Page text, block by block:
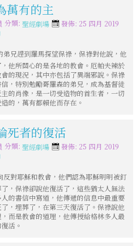
萬有的主
分類: 聖經劇場
發佈: 25 四月 2019
弟兄趕到羅馬探望保祿，保祿對他說，他
他所關心的是各地的教會。厄帕夫辣於
的現況，其中亦包括了異端邪說。保祿
，特別勉勵哥羅森的弟兄，成為基督徒
的肖像，是一切受造物的首生者，一切
的，萬有都賴他而存在。
死者的復活
分類: 聖經劇場
發佈: 25 四月 2019
反對耶穌和教會，他們認為耶穌明明被釘
，保祿卻說他復活了，這些猶太人無法
的書信中寫道，他傳遞的信息中最重要
，埋葬了，在第三天復活了。保祿說他
而是教會的道理，他傳授給格林多人最
活。